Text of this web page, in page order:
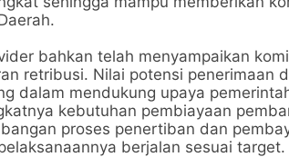
bahkan telah menyampaikan
retribusi. Nilai potensi penerimaan
dalam mendukung upaya
kebutuhan pembiayaan
proses penertiban dan
berjalan sesuai target.